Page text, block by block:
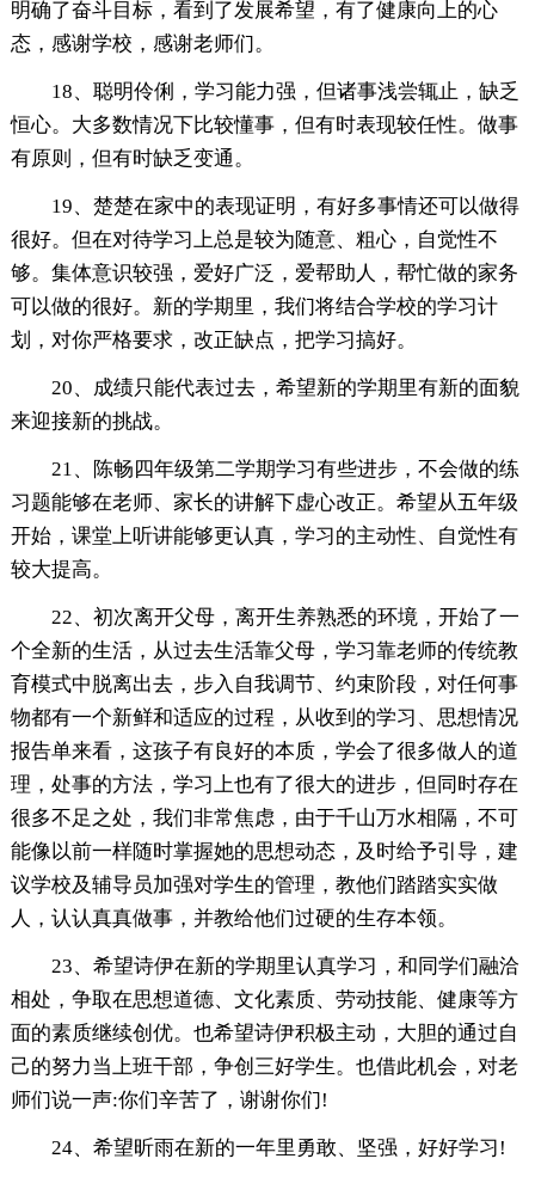
明确了奋斗目标，看到了发展希望，有了健康向上的心
态，感谢学校，感谢老师们。
18、聪明伶俐，学习能力强，但诸事浅尝辄止，缺乏
恒心。大多数情况下比较懂事，但有时表现较任性。做事
有原则，但有时缺乏变通。
19、楚楚在家中的表现证明，有好多事情还可以做得
很好。但在对待学习上总是较为随意、粗心，自觉性不
够。集体意识较强，爱好广泛，爱帮助人，帮忙做的家务
可以做的很好。新的学期里，我们将结合学校的学习计
划，对你严格要求，改正缺点，把学习搞好。
20、成绩只能代表过去，希望新的学期里有新的面貌
来迎接新的挑战。
21、陈畅四年级第二学期学习有些进步，不会做的练
习题能够在老师、家长的讲解下虚心改正。希望从五年级
开始，课堂上听讲能够更认真，学习的主动性、自觉性有
较大提高。
22、初次离开父母，离开生养熟悉的环境，开始了一
个全新的生活，从过去生活靠父母，学习靠老师的传统教
育模式中脱离出去，步入自我调节、约束阶段，对任何事
物都有一个新鲜和适应的过程，从收到的学习、思想情况
报告单来看，这孩子有良好的本质，学会了很多做人的道
理，处事的方法，学习上也有了很大的进步，但同时存在
很多不足之处，我们非常焦虑，由于千山万水相隔，不可
能像以前一样随时掌握她的思想动态，及时给予引导，建
议学校及辅导员加强对学生的管理，教他们踏踏实实做
人，认认真真做事，并教给他们过硬的生存本领。
23、希望诗伊在新的学期里认真学习，和同学们融洽
相处，争取在思想道德、文化素质、劳动技能、健康等方
面的素质继续创优。也希望诗伊积极主动，大胆的通过自
己的努力当上班干部，争创三好学生。也借此机会，对老
师们说一声:你们辛苦了，谢谢你们!
24、希望昕雨在新的一年里勇敢、坚强，好好学习!